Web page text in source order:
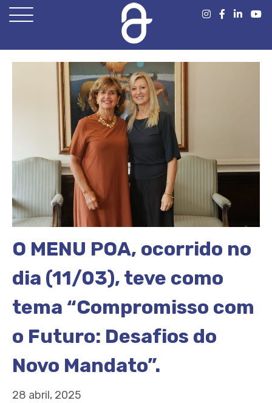
Open
O MENU POA, ocorrido no
dia (11/03), teve como
tema “Compromisso com
o Futuro: Desafios do
Novo Mandato”.
28 abril, 2025